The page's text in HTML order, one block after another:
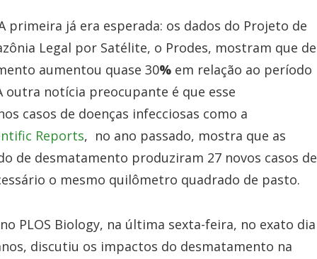
primeira já era esperada: os dados do Projeto de
Legal por Satélite, o Prodes, mostram que de
aumentou quase 30% em relação ao período
outra notícia preocupante é que esse
casos de doenças infecciosas como a
Reports, no ano passado, mostra que as
de desmatamento produziram 27 novos casos de
o mesmo quilômetro quadrado de pasto.
PLOS Biology, na última sexta-feira, no exato dia
discutiu os impactos do desmatamento na